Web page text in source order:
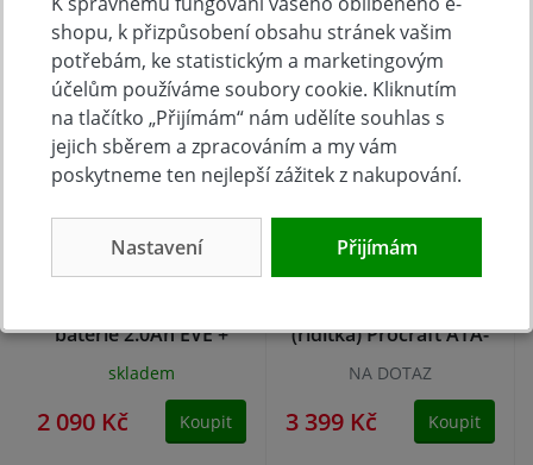
baterie 2.0Ah EVE +
skladem
2 090 Kč Koupit
(řidítka) Procraft ATA-
NA DOTAZ
3 399 Kč Koupit
shopu, k přizpůsobení obsahu stránek vašim
potřebám, ke statistickým a marketingovým
účelům používáme soubory cookie. Kliknutím
na tlačítko „Přijímám“ nám udělíte souhlas s
jejich sběrem a zpracováním a my vám
poskytneme ten nejlepší zážitek z nakupování.
Nastavení Přijímám